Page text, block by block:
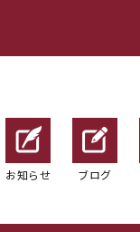
お知らせ ブログ